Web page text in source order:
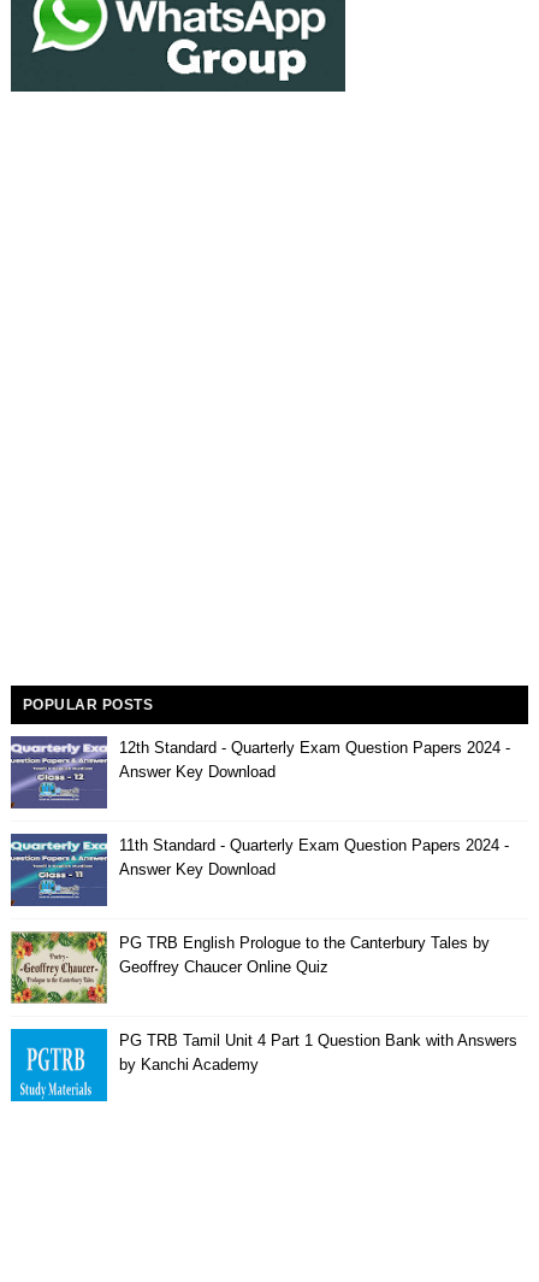
POPULAR POSTS
12th Standard - Quarterly Exam Question Papers 2024 -
Answer Key Download
11th Standard - Quarterly Exam Question Papers 2024 -
Answer Key Download
PG TRB English Prologue to the Canterbury Tales by
Geoffrey Chaucer Online Quiz
PG TRB Tamil Unit 4 Part 1 Question Bank with Answers
by Kanchi Academy